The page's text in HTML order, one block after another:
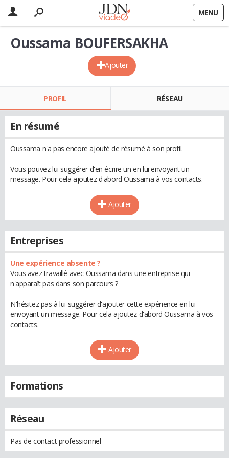
MENU
Ajouter
Oussama BOUFERSAKHA
PROFIL RÉSEAU
En résumé
Oussama n'a pas encore ajouté de résumé à son profil.
Vous pouvez lui suggérer d'en écrire un en lui envoyant un
message. Pour cela ajoutez d'abord Oussama à vos contacts.
Ajouter
Entreprises
Une expérience absente ?
Vous avez travaillé avec Oussama dans une entreprise qui
n'apparaît pas dans son parcours ?
N'hésitez pas à lui suggérer d'ajouter cette expérience en lui
envoyant un message. Pour cela ajoutez d'abord Oussama à vos
contacts.
Ajouter
Formations
Réseau
Pas de contact professionnel